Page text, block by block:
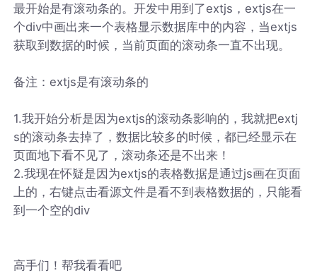
最开始是有滚动条的。开发中用到了extjs，extjs在一
个div中画出来一个表格显示数据库中的内容，当extjs
获取到数据的时候，当前页面的滚动条一直不出现。
备注：extjs是有滚动条的
1.我开始分析是因为extjs的滚动条影响的，我就把extj
s的滚动条去掉了，数据比较多的时候，都已经显示在
页面地下看不见了，滚动条还是不出来！
2.我现在怀疑是因为extjs的表格数据是通过js画在页面
上的，右键点击看源文件是看不到表格数据的，只能看
到一个空的div
高手们！帮我看看吧